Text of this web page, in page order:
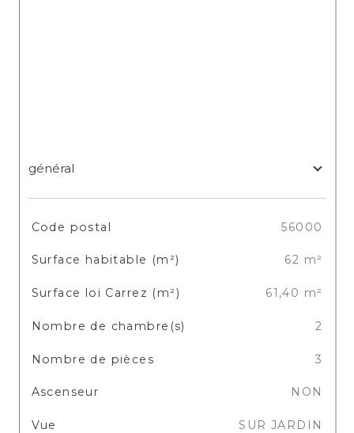
général
TRAD_SIROCCO_Caracteristique
Code postal 56000
Surface habitable (m²) 62 m²
Surface loi Carrez (m²) 61,40 m²
Nombre de chambre(s) 2
Nombre de pièces 3
Ascenseur NON
Vue SUR JARDIN